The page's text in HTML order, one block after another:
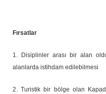
Fırsatlar
1. Disiplinler arası bir alan
alanlarda istihdam edilebilmesi
2. Turistik bir bölge olan